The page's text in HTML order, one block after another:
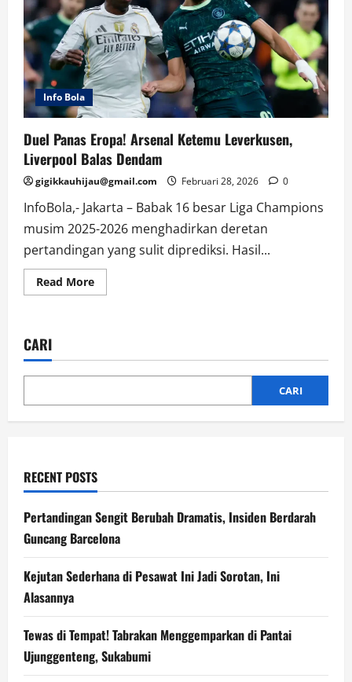
Info Bola
Duel Panas Eropa! Arsenal Ketemu Leverkusen,
Liverpool Balas Dendam
gigikkauhijau@gmail.com Februari 28, 2026 0
InfoBola,- Jakarta – Babak 16 besar Liga Champions
musim 2025-2026 menghadirkan deretan
pertandingan yang sulit diprediksi. Hasil...
Read MoreRead
more
Ketemu
Liverpool
Dendam
CARI
CARI
RECENT POSTS
Pertandingan Sengit Berubah Dramatis, Insiden Berdarah
Guncang Barcelona
Kejutan Sederhana di Pesawat Ini Jadi Sorotan, Ini
Alasannya
Tewas di Tempat! Tabrakan Menggemparkan di Pantai
Ujunggenteng, Sukabumi